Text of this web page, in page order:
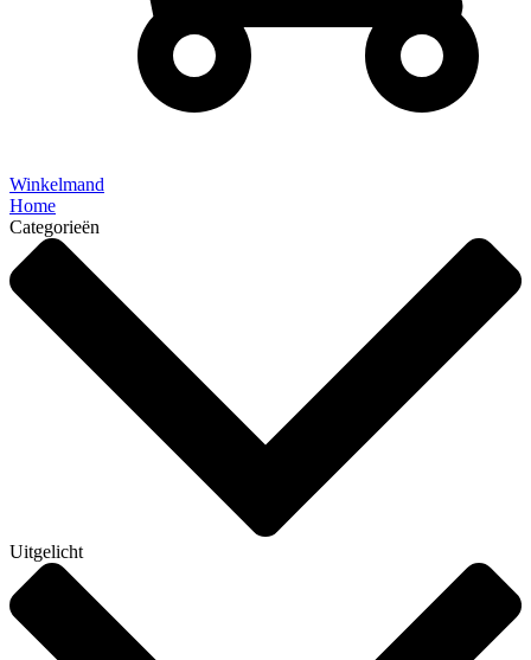
Winkelmand
Home
Categorieën
Uitgelicht